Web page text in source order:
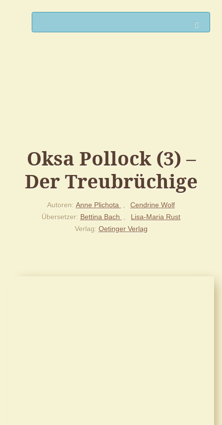
Oksa Pollock (3) –
Der Treubrüchige
Autoren Anne Plichota
Cendrine Wolf
Übersetzer Bettina Bach
Lisa-Maria Rust
Verlag Oetinger Verlag